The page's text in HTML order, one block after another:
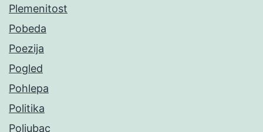
Plemenitost
Pobeda
Poezija
Pogled
Pohlepa
Politika
Poljubac